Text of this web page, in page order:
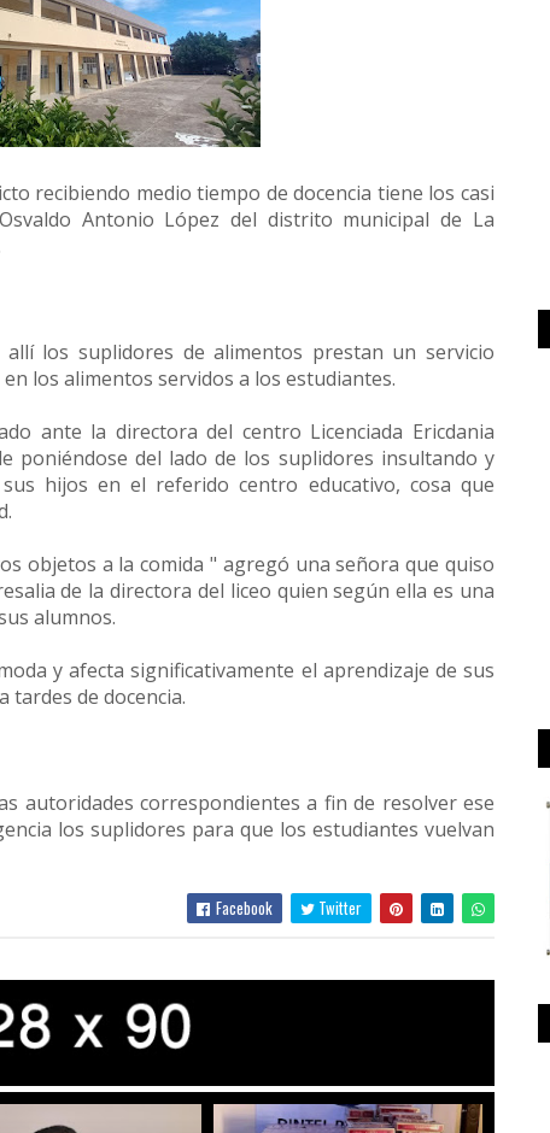
recibiendo medio tiempo de docencia tiene los casi
Antonio López del distrito municipal de La
los suplidores de alimentos prestan un servicio
los alimentos servidos a los estudiantes.
ante la directora del centro Licenciada Ericdania
poniéndose del lado de los suplidores insultando y
hijos en el referido centro educativo, cosa que
objetos a la comida " agregó una señora que quiso
de la directora del liceo quien según ella es una
alumnos.
y afecta significativamente el aprendizaje de sus
tardes de docencia.
autoridades correspondientes a fin de resolver ese
los suplidores para que los estudiantes vuelvan
Facebook Twitter